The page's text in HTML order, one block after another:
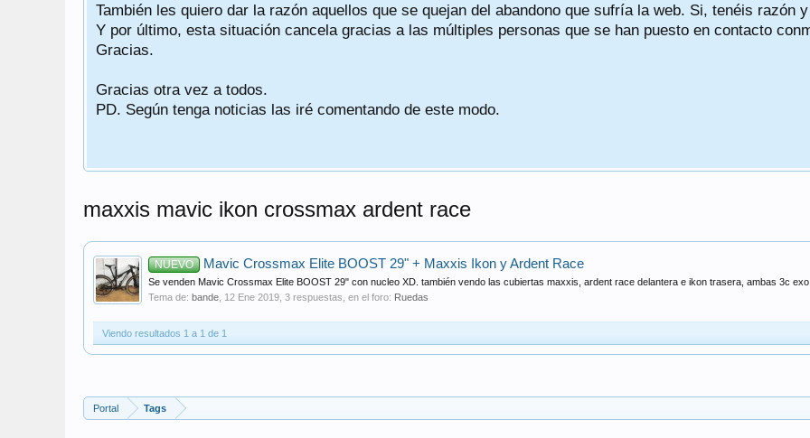
También les quiero dar la razón aquellos que se quejan del abandono que sufría la web. Si, tenéis razón
Y por último, esta situación cancela gracias a las múltiples personas que se han puesto en contacto
Gracias.
Gracias otra vez a todos.
PD. Según tenga noticias las iré comentando de este modo.
maxxis mavic ikon crossmax ardent race
NUEVO Mavic Crossmax Elite BOOST 29" + Maxxis Ikon y Ardent Race
Se venden Mavic Crossmax Elite BOOST 29" con nucleo XD. también vendo las cubiertas maxxis, ardent race delantera e ikon trasera, ambas 3c
Tema de: bande 12 Ene 2019 , 3 respuestas, en el foro: Ruedas
Viendo resultados 1 a 1 de 1
Portal Tags